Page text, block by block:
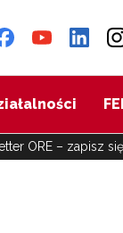
ORE – zapisz